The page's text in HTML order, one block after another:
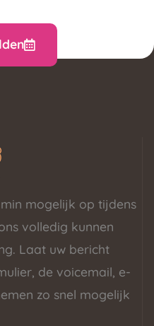
mogelijk op tijdens
volledig kunnen
Laat uw bericht
de voicemail, e-
zo snel mogelijk